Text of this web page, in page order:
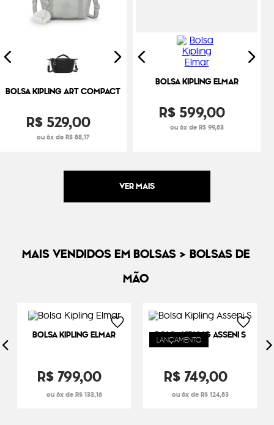
BOLSA KIPLING ART COMPACT
R$529,00
ou 6x de R$ 88,17
BOLSA KIPLING ELMAR
R$599,00
ou 6x de R$ 99,83
MAIS VENDIDOS EM BOLSAS > BOLSAS DE
MÃO
BOLSA KIPLING ELMAR
R$799,00
6 R$ 133,16
LANÇAMENTO
BOLSA KIPLING ASSENI S
R$ 749,00
6 R$ 124,83